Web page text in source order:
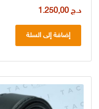
د.ج
إضافة إلى السلة